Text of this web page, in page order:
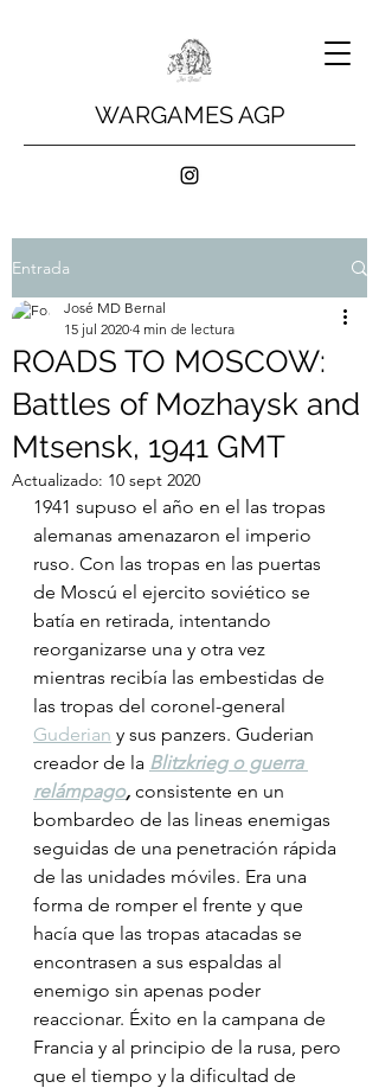
WARGAMES AGP
Entrada
ROADS TO MOSCOW:
Battles of Mozhaysk and
Mtsensk, 1941 GMT
José MD Bernal
15 jul 2020 4 min de lectura
Actualizado: 10 sept 2020
1941 supuso el año en el las tropas
alemanas amenazaron el imperio
ruso. Con las tropas en las puertas
de Moscú el ejercito soviético se
batía en retirada, intentando
reorganizarse una y otra vez
mientras recibía las embestidas de
las tropas del coronel-general
Guderian y sus panzers. Guderian
creador de la Blitzkrieg o guerra
relámpago, consistente en un
bombardeo de las lineas enemigas
seguidas de una penetración rápida
de las unidades móviles. Era una
forma de romper el frente y que
hacía que las tropas atacadas se
encontrasen a sus espaldas al
enemigo sin apenas poder
reaccionar. Éxito en la campana de
Francia y al principio de la rusa, pero
que el tiempo y la dificultad de